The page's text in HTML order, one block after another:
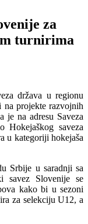
za
turnirima
država u regionu
na projekte razvojnih
je na adresu Saveza
Hokejaškog saveza
u kategoriji hokejaša
Srbije u saradnji sa
savez Slovenije se
kako bi u sezoni
za selekciju U12, a